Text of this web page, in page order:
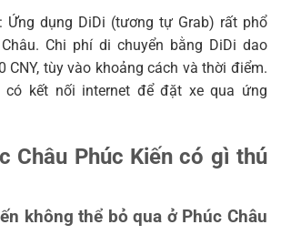
Ứng dụng DiDi (tương tự Grab) rất phổ
Chi phí di chuyển bằng DiDi dao
CNY, tùy vào khoảng cách và thời điểm.
có kết nối internet để đặt xe qua ứng
Châu Phúc Kiến có gì thú
không thể bỏ qua ở Phúc Châu